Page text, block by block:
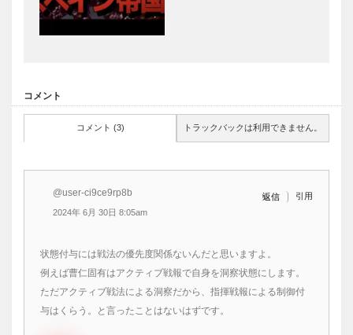
コメント
コメント (3) トラックバックは利用できません。
@user-ci9ce9rp8b
2024年 6月 30日 8:05am
返信 引用
状態付与には戦法の優先度関係ないんだと思いますよ。
例えば曹仁固有はアクティブ戦報で自身を洞察状態にします。
ただアクティブ戦法による洞察だから、指揮戦報による制御付
与はくらう。と言ったことはないはずです。